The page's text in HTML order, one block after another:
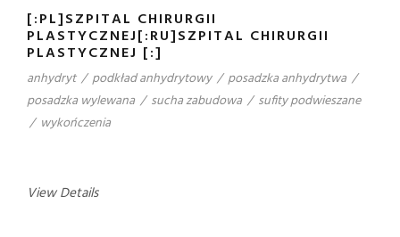
[:PL]SZPITAL CHIRURGII
PLASTYCZNEJ[:RU]SZPITAL CHIRURGII
PLASTYCZNEJ [:]
anhydryt / podkład anhydrytowy / posadzka anhydrytwa /
posadzka wylewana / sucha zabudowa / sufity podwieszane
/ wykończenia
View Details